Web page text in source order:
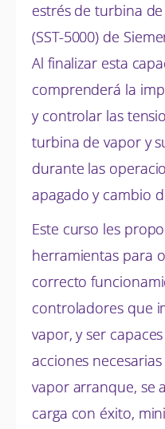
estrés de turbina
(SST-5000) de
Al finalizar esta
comprenderá la
y controlar las
turbina de vapor y
durante las
apagado y cambio
Este curso les
herramientas para
correcto
controladores que
vapor, y ser
acciones
vapor arranque, se
carga con éxito,